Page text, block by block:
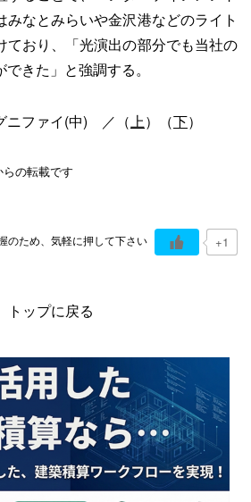
なとみらいや金沢港などのライト
ており、「光演出の部分でも当社の
きた」と強調する。
ニファイ(中) ／（上）（下）
らの転載です
のため、気軽に押して下さい +1
トップに戻る